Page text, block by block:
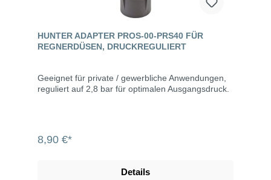
HUNTER ADAPTER PROS-00-PRS40 FÜR
REGNERDÜSEN, DRUCKREGULIERT
Geeignet für private / gewerbliche Anwendungen,
reguliert auf 2,8 bar für optimalen Ausgangsdruck.
8,90 €*
Details